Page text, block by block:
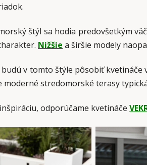
štýl sa hodia predovšetkým
Nižšie a širšie modely
v tomto štýle pôsobiť kvetináče
moderné stredomorské terasy
odporúčame kvetináče